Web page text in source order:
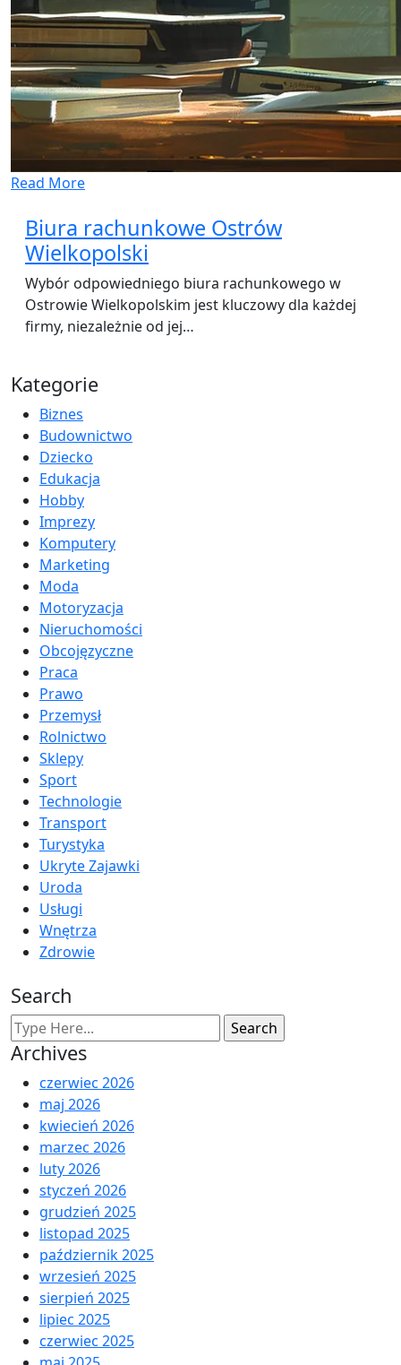
Read More
Biura rachunkowe Ostrów
Wielkopolski
Wybór odpowiedniego biura rachunkowego w
Ostrowie Wielkopolskim jest kluczowy dla każdej
firmy, niezależnie od jej…
Kategorie
Biznes
Budownictwo
Dziecko
Edukacja
Hobby
Imprezy
Komputery
Marketing
Moda
Motoryzacja
Nieruchomości
Obcojęzyczne
Praca
Prawo
Przemysł
Rolnictwo
Sklepy
Sport
Technologie
Transport
Turystyka
Ukryte Zajawki
Uroda
Usługi
Wnętrza
Zdrowie
Search
Archives
czerwiec 2026
maj 2026
kwiecień 2026
marzec 2026
luty 2026
styczeń 2026
grudzień 2025
listopad 2025
październik 2025
wrzesień 2025
sierpień 2025
lipiec 2025
czerwiec 2025